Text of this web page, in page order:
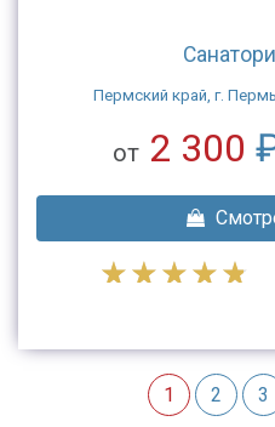
Пермский край, г.
от 2 300
1 2 3